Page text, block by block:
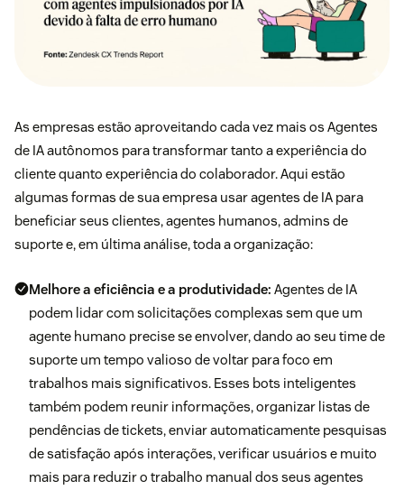
As empresas estão aproveitando cada vez mais os Agentes
de IA autônomos para transformar tanto a experiência do
cliente quanto experiência do colaborador. Aqui estão
algumas formas de sua empresa usar agentes de IA para
beneficiar seus clientes, agentes humanos, admins de
suporte e, em última análise, toda a organização:
Melhore a eficiência e a produtividade: Agentes de IA
podem lidar com solicitações complexas sem que um
agente humano precise se envolver, dando ao seu time de
suporte um tempo valioso de voltar para foco em
trabalhos mais significativos. Esses bots inteligentes
também podem reunir informações, organizar listas de
pendências de tickets, enviar automaticamente pesquisas
de satisfação após interações, verificar usuários e muito
mais para reduzir o trabalho manual dos seus agentes